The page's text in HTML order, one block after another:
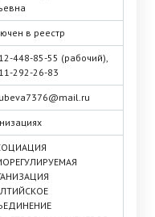
в реестр
448-85-55 (рабочий),
292-26-83